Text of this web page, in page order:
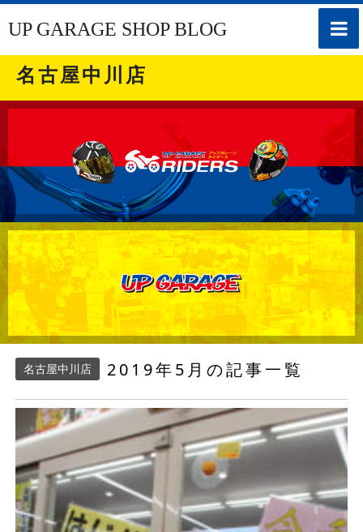
toggle
UP GARAGE SHOP BLOG
名古屋中川店
名古屋中川店 2019年5月の記事一覧